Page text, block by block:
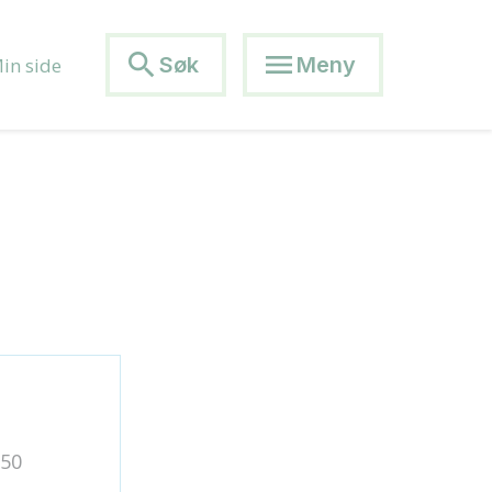
side search Søk menu Meny